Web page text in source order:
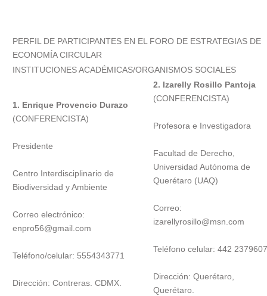
PERFIL DE PARTICIPANTES EN EL FORO DE ESTRATEGIAS DE
ECONOMÍA CIRCULAR
INSTITUCIONES ACADÉMICAS/ORGANISMOS SOCIALES
1. Enrique Provencio Durazo
(CONFERENCISTA)
Presidente
Centro Interdisciplinario de
Biodiversidad y Ambiente
Correo electrónico:
enpro56@gmail.com
Teléfono/celular: 5554343771
Dirección: Contreras. CDMX.
2. Izarelly Rosillo Pantoja
(CONFERENCISTA)
Profesora e Investigadora
Facultad de Derecho,
Universidad Autónoma de
Querétaro (UAQ)
Correo:
izarellyrosillo@msn.com
Teléfono celular: 442 2379607
Dirección: Querétaro,
Querétaro.